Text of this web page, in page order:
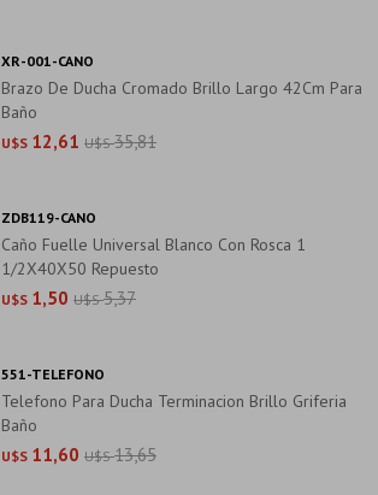
Brazo De Ducha Cromado Brillo Largo 42Cm Para
Baño
U$S 12,61 U$S 35,81
XR-001-CANO
Caño Fuelle Universal Blanco Con Rosca 1
1/2X40X50 Repuesto
U$S 1,50 U$S 5,37
ZDB119-CANO
Telefono Para Ducha Terminacion Brillo Griferia
Baño
U$S 11,60 U$S 13,65
551-TELEFONO